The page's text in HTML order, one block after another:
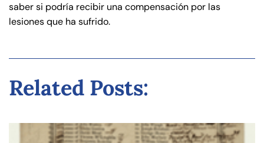
saber si podría recibir una compensación por las
lesiones que ha sufrido.
Related Posts: